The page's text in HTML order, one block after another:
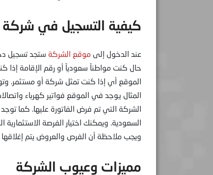
كيفية التسجيل في شركة
عند الدخول إلى موقع الشركة ستجد تسجيل
حال كنت مواطناً سعودياً أو رقم الإقامة
الموقع أي إذا كنت تمثل شركة أو مستثمر.
المثال يوجد في الموقع فواتير كهرباء
الشركة التي تم فرض الفاتورة عليها. كما
السعودية. ويمكنك اختيار الفرصة
ويجب ملاحظة أن الفرص والعروض يتم
مميزات وعيوب الشركة